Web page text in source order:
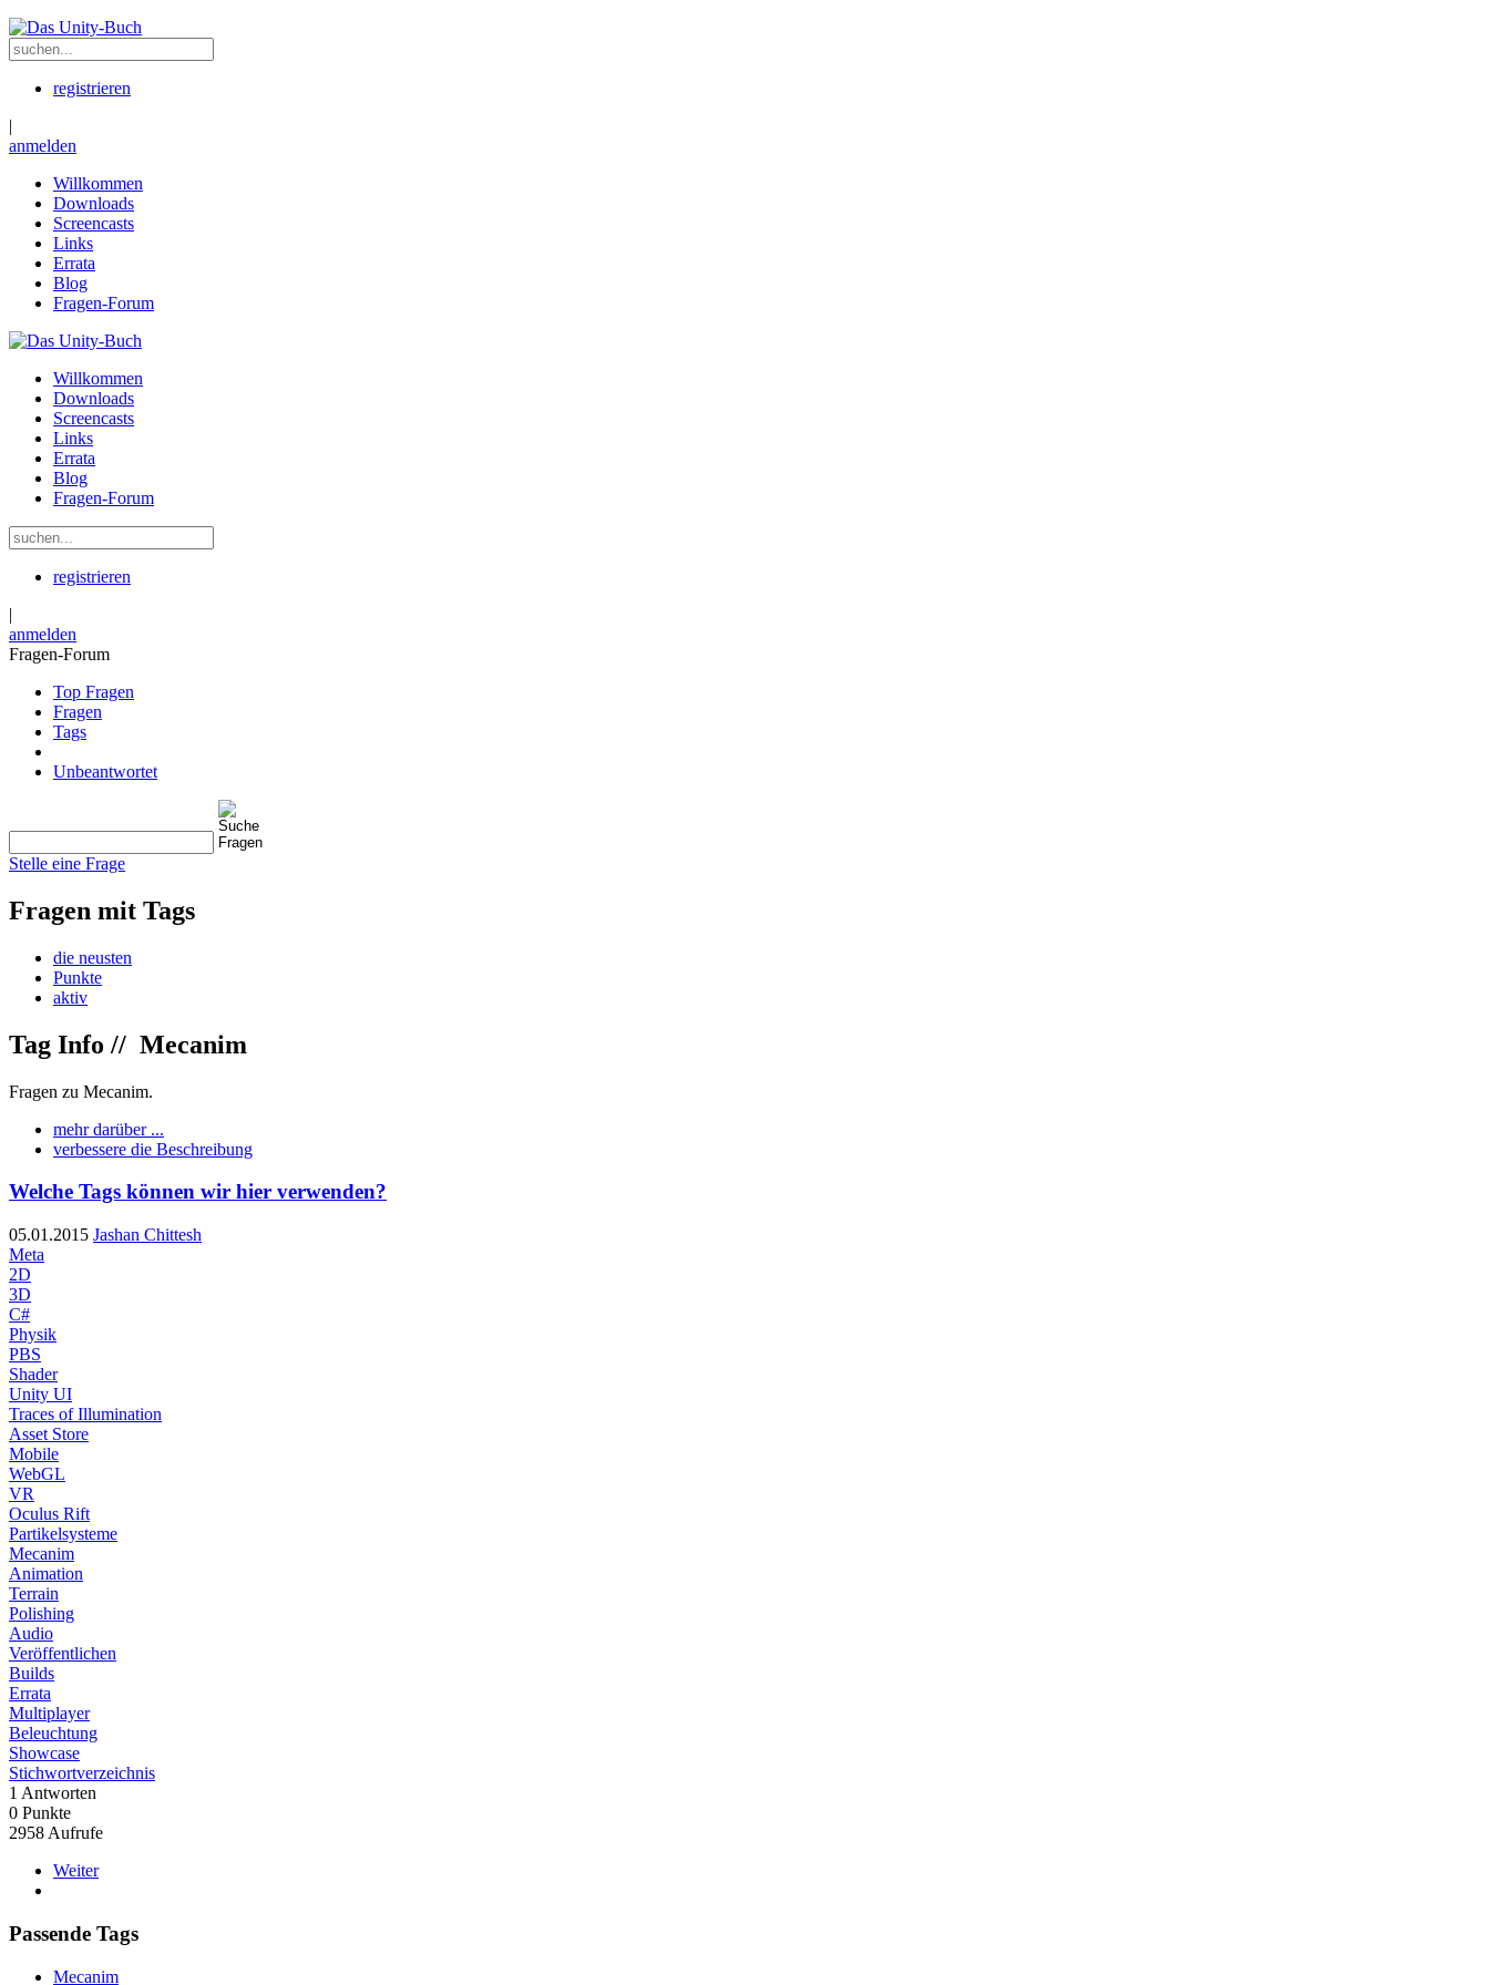
registrieren
|
anmelden
Willkommen
Downloads
Screencasts
Links
Errata
Blog
Fragen-Forum
Willkommen
Downloads
Screencasts
Links
Errata
Blog
Fragen-Forum
registrieren
|
anmelden
Fragen-Forum
Top Fragen
Fragen
Tags
Unbeantwortet
Stelle eine Frage
Fragen mit Tags
die neusten
Punkte
aktiv
Tag Info // Mecanim
Fragen zu Mecanim.
mehr darüber ...
verbessere die Beschreibung
Welche Tags können wir hier verwenden?
05.01.2015 Jashan Chittesh
Meta
2D
3D
C#
Physik
PBS
Shader
Unity UI
Traces of Illumination
Asset Store
Mobile
WebGL
VR
Oculus Rift
Partikelsysteme
Mecanim
Animation
Terrain
Polishing
Audio
Veröffentlichen
Builds
Errata
Multiplayer
Beleuchtung
Showcase
Stichwortverzeichnis
1 Antworten
0 Punkte
2958 Aufrufe
Weiter
Passende Tags
Mecanim